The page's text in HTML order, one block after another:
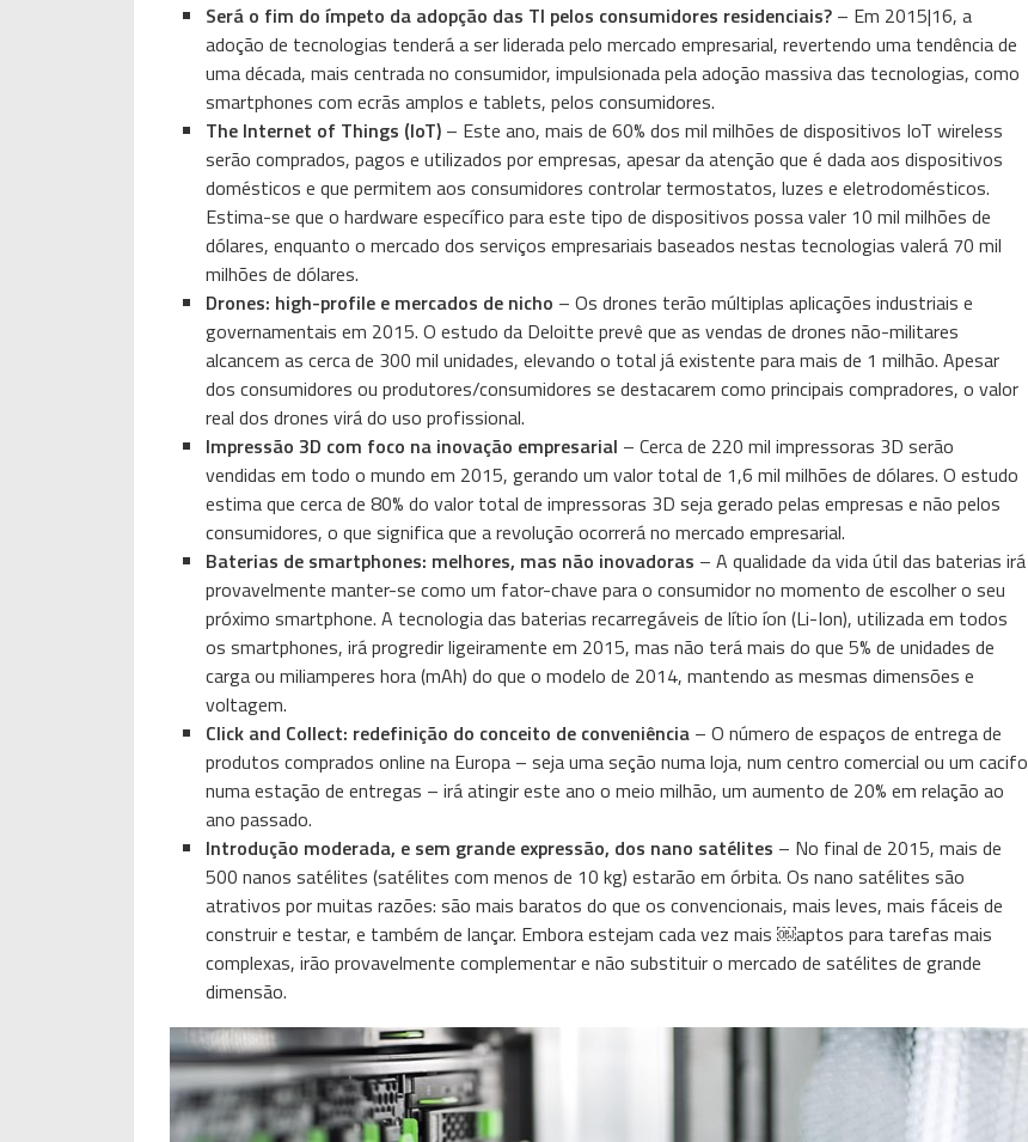
Será o fim do ímpeto da adopção das TI pelos consumidores residenciais? – Em 2015|16, a
adoção de tecnologias tenderá a ser liderada pelo mercado empresarial, revertendo uma tendência de
uma década, mais centrada no consumidor, impulsionada pela adoção massiva das tecnologias, como
smartphones com ecrãs amplos e tablets, pelos consumidores.
The Internet of Things (IoT) – Este ano, mais de 60% dos mil milhões de dispositivos IoT wireless
serão comprados, pagos e utilizados por empresas, apesar da atenção que é dada aos dispositivos
domésticos e que permitem aos consumidores controlar termostatos, luzes e eletrodomésticos.
Estima-se que o hardware específico para este tipo de dispositivos possa valer 10 mil milhões de
dólares, enquanto o mercado dos serviços empresariais baseados nestas tecnologias valerá 70 mil
milhões de dólares.
Drones: high-profile e mercados de nicho – Os drones terão múltiplas aplicações industriais e
governamentais em 2015. O estudo da Deloitte prevê que as vendas de drones não-militares
alcancem as cerca de 300 mil unidades, elevando o total já existente para mais de 1 milhão. Apesar
dos consumidores ou produtores/consumidores se destacarem como principais compradores, o valor
real dos drones virá do uso profissional.
Impressão 3D com foco na inovação empresarial – Cerca de 220 mil impressoras 3D serão
vendidas em todo o mundo em 2015, gerando um valor total de 1,6 mil milhões de dólares. O estudo
estima que cerca de 80% do valor total de impressoras 3D seja gerado pelas empresas e não pelos
consumidores, o que significa que a revolução ocorrerá no mercado empresarial.
Baterias de smartphones: melhores, mas não inovadoras – A qualidade da vida útil das baterias irá
provavelmente manter-se como um fator-chave para o consumidor no momento de escolher o seu
próximo smartphone. A tecnologia das baterias recarregáveis de lítio íon (Li-Ion), utilizada em todos
os smartphones, irá progredir ligeiramente em 2015, mas não terá mais do que 5% de unidades de
carga ou miliamperes hora (mAh) do que o modelo de 2014, mantendo as mesmas dimensões e
voltagem.
Click and Collect: redefinição do conceito de conveniência – O número de espaços de entrega de
produtos comprados online na Europa – seja uma seção numa loja, num centro comercial ou um cacifo
numa estação de entregas – irá atingir este ano o meio milhão, um aumento de 20% em relação ao
ano passado.
Introdução moderada, e sem grande expressão, dos nano satélites – No final de 2015, mais de
500 nanos satélites (satélites com menos de 10 kg) estarão em órbita. Os nano satélites são
atrativos por muitas razões: são mais baratos do que os convencionais, mais leves, mais fáceis de
construir e testar, e também de lançar. Embora estejam cada vez mais ￼aptos para tarefas mais
complexas, irão provavelmente complementar e não substituir o mercado de satélites de grande
dimensão.